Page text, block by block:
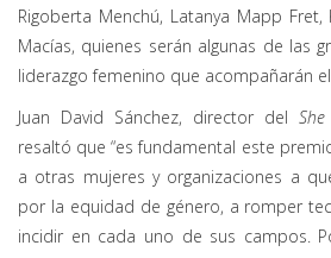
Rigoberta Menchú, Latanya Mapp
Macías, quienes serán algunas de las
liderazgo femenino que acompañarán
Juan David Sánchez, director del
resaltó que “es fundamental este
a otras mujeres y organizaciones a
por la equidad de género, a romper
incidir en cada uno de sus campos.